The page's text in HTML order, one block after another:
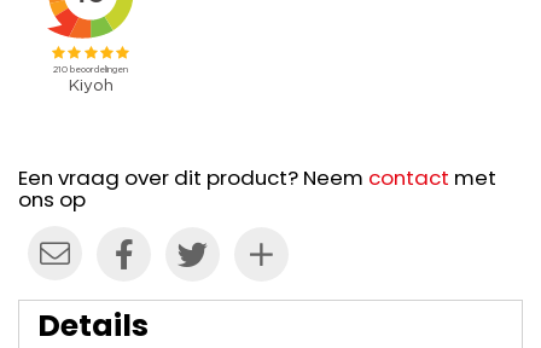
Een vraag over dit product? Neem contact met
ons op
Details